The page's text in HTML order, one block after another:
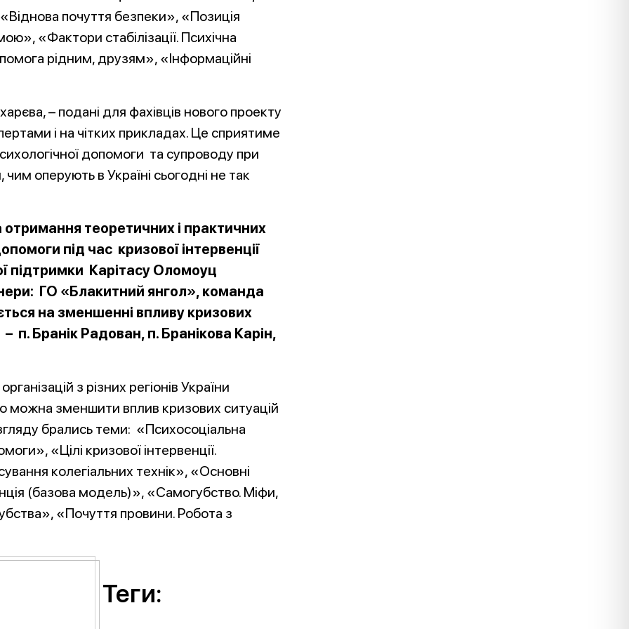
почуття безпеки», «Позиція
«Фактори стабілізації. Психічна
рідним, друзям», «Інформаційні
– подані для фахівців нового проекту
і на чітких прикладах. Це сприятиме
допомоги та супроводу при
оперують в Україні сьогодні не так
теоретичних і практичних
під час кризової інтервенції
підтримки Карітасу Оломоуц
ГО «Блакитний янгол», команда
на зменшенні впливу кризових
– п. Бранік Радован, п. Бранікова Карін,
з різних регіонів України
можна зменшити вплив кризових ситуацій
брались теми: «Психосоціальна
«Цілі кризової інтервенції.
колегіальних технік», «Основні
(базова модель)», «Самогубство. Міфи,
«Почуття провини. Робота з
Теги: